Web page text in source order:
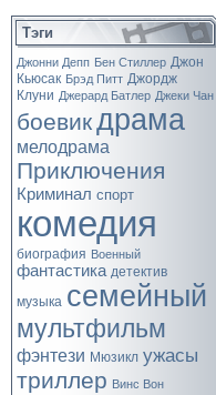
Тэги
Джонни Депп Бен Стиллер Джон
Кьюсак Брэд Питт Джордж
Клуни Джерард Батлер Джеки Чан
боевикдрама
мелодрама
Приключения
Криминал спорт
комедия
биография Военный
фантастика детектив
музыка семейный
мультфильм
фэнтези Мюзикл ужасы
триллер Винс Вон